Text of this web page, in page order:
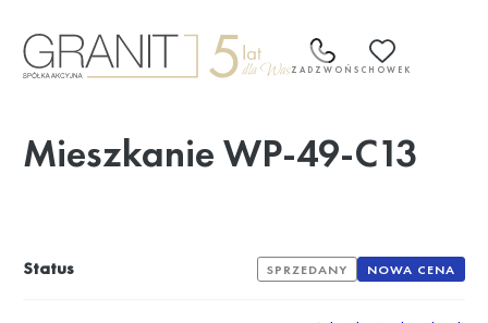
do
treści
ZADZWOŃ SCHOWEK
Mieszkanie WP-49-C13
Status SPRZEDANY NOWA CENA